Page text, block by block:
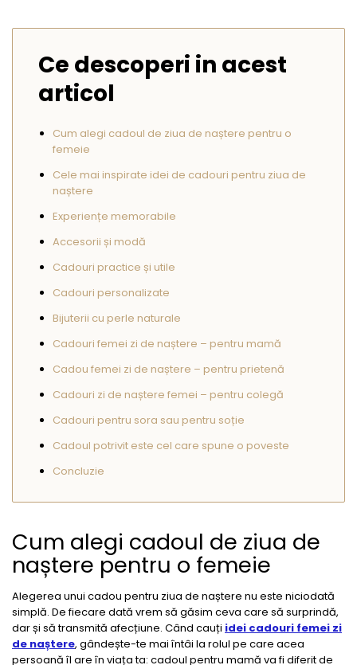
Brățări cu Perle
Pandantive cu Perle
Brose cu Perle
Ce descoperi in acest
articol
Cum alegi cadoul de ziua de naștere pentru o
femeie
Cele mai inspirate idei de cadouri pentru ziua de
naștere
Experiențe memorabile
Accesorii și modă
Cadouri practice și utile
Cadouri personalizate
Bijuterii cu perle naturale
Cadouri femei zi de naștere – pentru mamă
Cadou femei zi de naștere – pentru prietenă
Cadouri zi de naștere femei – pentru colegă
Cadouri pentru sora sau pentru soție
Cadoul potrivit este cel care spune o poveste
Concluzie
Cum alegi cadoul de ziua de
naștere pentru o femeie
Alegerea unui cadou pentru ziua de naștere nu este niciodată
simplă. De fiecare dată vrem să găsim ceva care să surprindă,
dar și să transmită afecțiune. Când cauți idei cadouri femei zi
de naștere, gândește-te mai întâi la rolul pe care acea
persoană îl are în viața ta: cadoul pentru mamă va fi diferit de